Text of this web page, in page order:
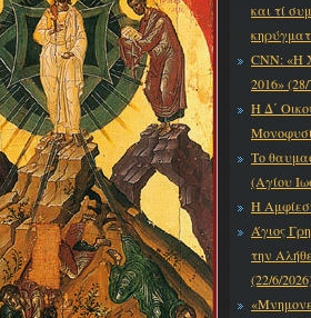
και τί
CNN: «Η
2016»
Η Δ΄
Το
(Αγίου
Η
Άγιος
την
(22/6/